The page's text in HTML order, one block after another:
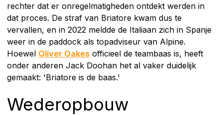
rechter dat er onregelmatigheden ontdekt werden in
dat proces. De straf van Briatore kwam dus te
vervallen, en in 2022 meldde de Italiaan zich in Spanje
weer in de paddock als topadviseur van Alpine.
Hoewel Oliver Oakes officieel de teambaas is, heeft
onder anderen Jack Doohan het al vaker duidelijk
gemaakt: 'Briatore is de baas.'
Wederopbouw